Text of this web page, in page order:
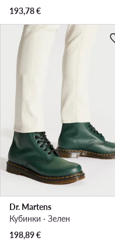
193,78€
Dr. Martens
Кубинки · Зелен
198,89€